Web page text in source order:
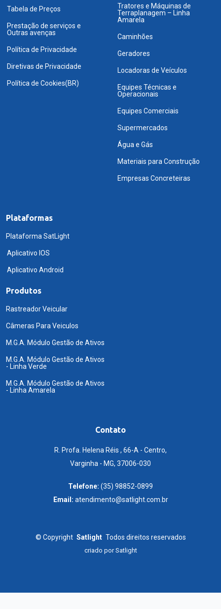
Tabela de Preços
Prestação de serviços e
Outras avenças
Política de Privacidade
Diretivas de Privacidade
Política de Cookies(BR)
Tratores e Máquinas de
Terraplanagem – Linha
Amarela
Caminhões
Geradores
Locadoras de Veículos
Equipes Técnicas e
Operacionais
Equipes Comerciais
Supermercados
Água e Gás
Materiais para Construção
Empresas Concreteiras
Plataformas
Plataforma SatLight
Aplicativo IOS
Aplicativo Android
Produtos
Rastreador Veicular
Câmeras Para Veiculos
M.G.A. Módulo Gestão de Ativos
M.G.A. Módulo Gestão de Ativos
- Linha Verde
M.G.A. Módulo Gestão de Ativos
- Linha Amarela
Contato
R. Profa. Helena Réis , 66-A - Centro,
Varginha - MG, 37006-030
Telefone: (35) 98852-0899
Email: atendimento@satlight.com.br
© Copyright Satlight Todos direitos reservados
criado porSatlight